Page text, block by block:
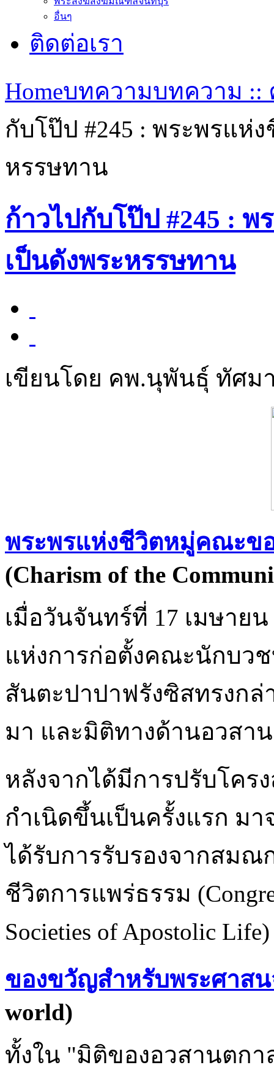
อื่นๆ
ติดต่อเรา
Homeบทความบทความ
กับโป๊ป #245 : พระพรแ
หรรษทาน
ก้าวไปกับโป๊ป #245 :
เป็นดังพระหรรษทาน
เขียนโดย คพ.นุพันธุ์ ทัศม
พระพรแห่งชีวิตหมู่คณะข
(Charism of the
เมื่อวันจันทร์ที่ 17 เมษาย
แห่งการก่อตั้งคณะนักบวช
สันตะปาปาฟรังซิสทรงกล่
มา และมิติทางด้านอวส
หลังจากได้มีการปรับโคร
กำเนิดขึ้นเป็นครั้งแรก ม
ได้รับการรับรองจากสมณ
ชีวิตการแพร่ธรรม
Societies of Apostolic
ของขวัญสำหรับพระศาส
world)
ทั้งใน "มิติของอวสานตกา